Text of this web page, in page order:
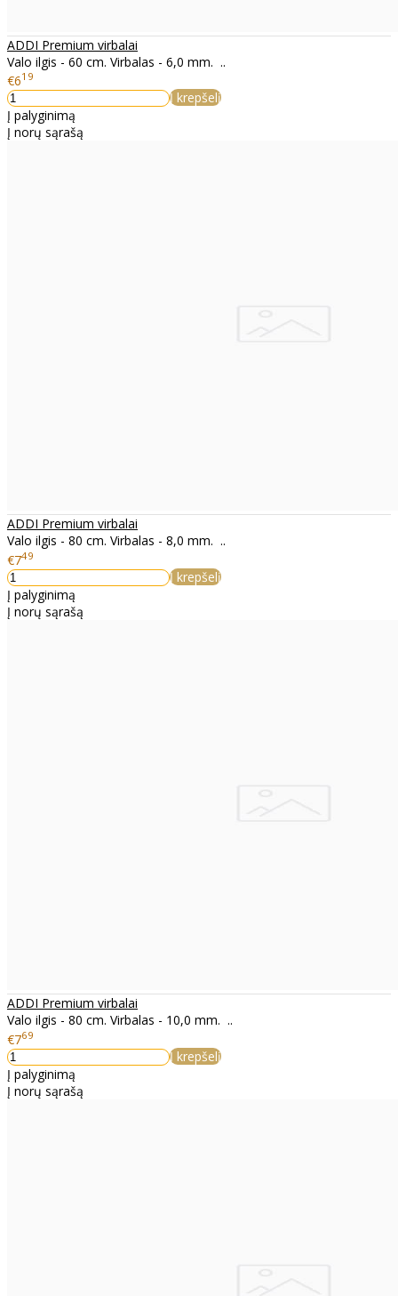
ADDI Premium virbalai
Valo ilgis - 60 cm. Virbalas - 6,0 mm. ..
€619
Į krepšelį
Į palyginimą
Į norų sąrašą
ADDI Premium virbalai
Valo ilgis - 80 cm. Virbalas - 8,0 mm. ..
€749
Į krepšelį
Į palyginimą
Į norų sąrašą
ADDI Premium virbalai
Valo ilgis - 80 cm. Virbalas - 10,0 mm. ..
€769
Į krepšelį
Į palyginimą
Į norų sąrašą